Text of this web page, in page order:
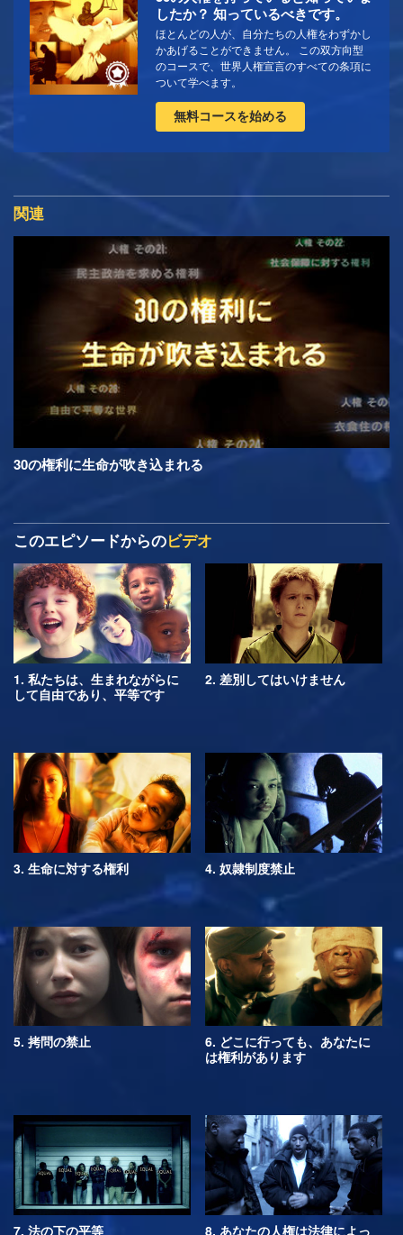
したか？ 知っているべきです。
ほとんどの人が、自分たちの人権をわずかし
かあげることができません。 この双方向型
のコースで、世界人権宣言のすべての条項に
ついて学べます。
無料コースを始める
関連
30の権利に生命が吹き込まれる
このエピソードからのビデオ
1. 私たちは、生まれながらに
して自由であり、平等です
2. 差別してはいけません
3. 生命に対する権利 4. 奴隷制度禁止
5. 拷問の禁止
6. どこに行っても、あなたに
は権利があります
7. 法の下の平等 8. あなたの人権は法律によっ